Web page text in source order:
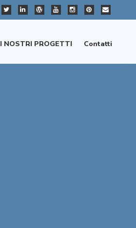
I NOSTRI PROGETTI Contatti